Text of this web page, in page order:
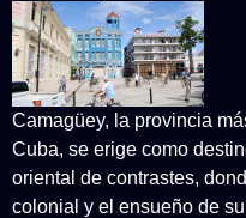
Camagüey, la provincia
Cuba, se erige como
oriental de contrastes,
colonial y el ensueño de